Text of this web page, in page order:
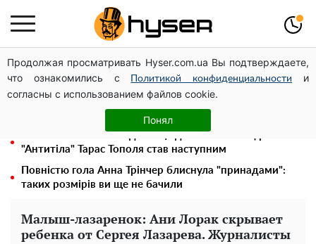
Продолжая просматривать Hyser.com.ua Вы подтверждаете,
что ознакомились с
Политикой конфиденциальности
и
согласны с использованием файлов cookie.
Понял
Чи може Поштова площа стати головною точкою
входу до історичного Києва
Гола Олена Тополя у цікавих позах змусила відвисати
щелепи: злив відео – було лише початком
"Антитіла" Тарас Тополя став наступним
Повністю гола Анна Трінчер блиснула "принадами":
таких розмірів ви ще не бачили
Малыш-лазаренок: Ани Лорак скрывает
ребенка от Сергея Лазарева. Журналисты